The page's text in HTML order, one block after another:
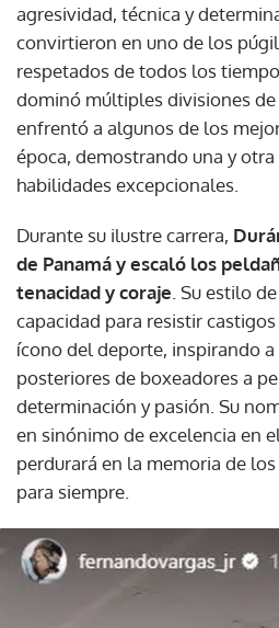
agresividad, técnica y
convirtieron en uno de los
respetados de todos los
dominó múltiples divisiones
enfrentó a algunos de los
época, demostrando una y
habilidades excepcionales.
Durante su ilustre carrera,
de Panamá y escaló los
tenacidad y coraje . Su estilo
capacidad para resistir
ícono del deporte, inspirando
posteriores de boxeadores a
determinación y pasión. Su
en sinónimo de excelencia en
perdurará en la memoria de
para siempre.